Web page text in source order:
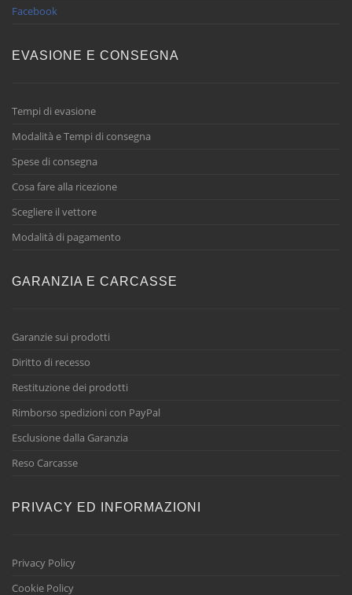
Facebook
EVASIONE E CONSEGNA
Tempi di evasione
Modalità e Tempi di consegna
Spese di consegna
Cosa fare alla ricezione
Scegliere il vettore
Modalità di pagamento
GARANZIA E CARCASSE
Garanzie sui prodotti
Diritto di recesso
Restituzione dei prodotti
Rimborso spedizioni con PayPal
Esclusione dalla Garanzia
Reso Carcasse
PRIVACY ED INFORMAZIONI
Privacy Policy
Cookie Policy